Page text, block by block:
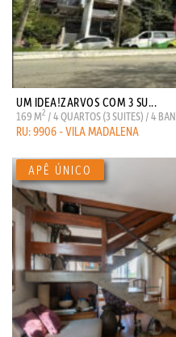
UM IDEA!ZARVOS COM 3 SU...
169 M2 / 4 QUARTOS (3 SUITES) / 4
RU: 9906 - VILA MADALENA